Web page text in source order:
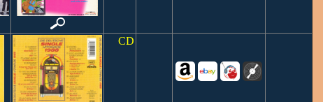
CD